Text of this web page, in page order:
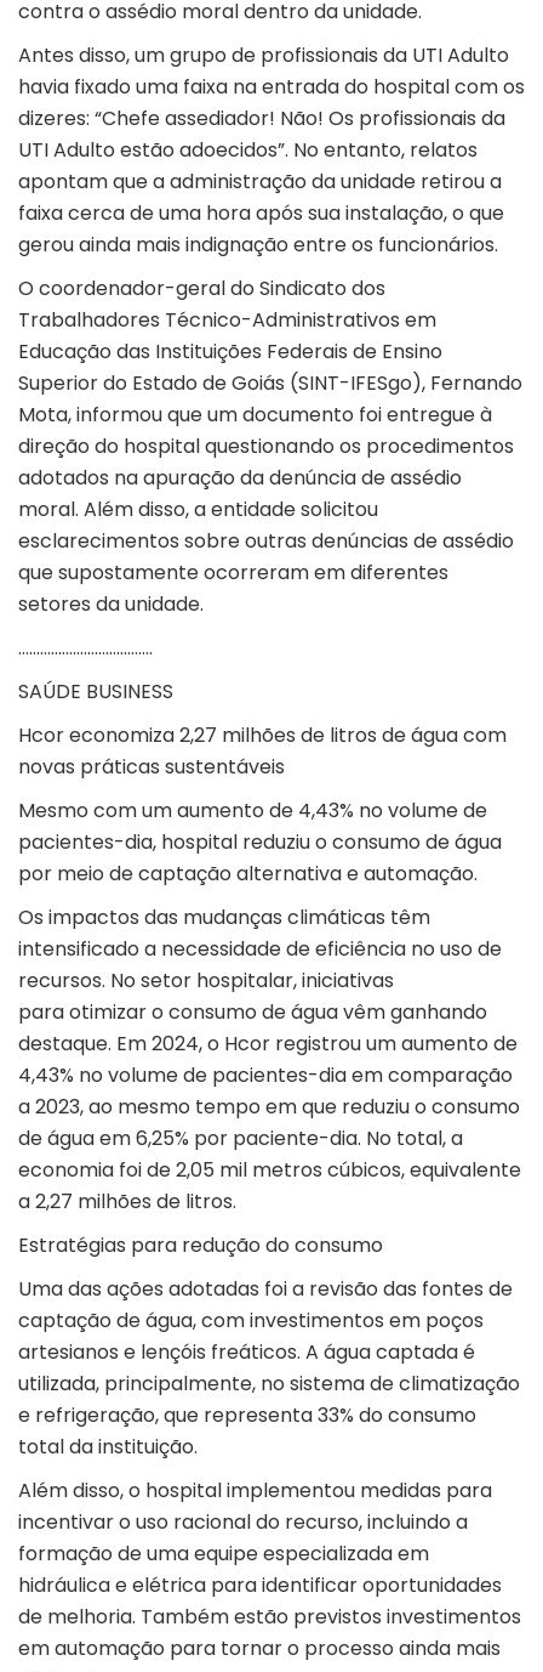
contra o assédio moral dentro da unidade.
Antes disso, um grupo de profissionais da UTI Adulto
havia fixado uma faixa na entrada do hospital com os
dizeres: “Chefe assediador! Não! Os profissionais da
UTI Adulto estão adoecidos”. No entanto, relatos
apontam que a administração da unidade retirou a
faixa cerca de uma hora após sua instalação, o que
gerou ainda mais indignação entre os funcionários.
O coordenador-geral do Sindicato dos
Trabalhadores Técnico-Administrativos em
Educação das Instituições Federais de Ensino
Superior do Estado de Goiás (SINT-IFESgo), Fernando
Mota, informou que um documento foi entregue à
direção do hospital questionando os procedimentos
adotados na apuração da denúncia de assédio
moral. Além disso, a entidade solicitou
esclarecimentos sobre outras denúncias de assédio
que supostamente ocorreram em diferentes
setores da unidade.
……………………………….
SAÚDE BUSINESS
Hcor economiza 2,27 milhões de litros de água com
novas práticas sustentáveis
Mesmo com um aumento de 4,43% no volume de
pacientes-dia, hospital reduziu o consumo de água
por meio de captação alternativa e automação.
Os impactos das mudanças climáticas têm
intensificado a necessidade de eficiência no uso de
recursos. No setor hospitalar, iniciativas
paraotimizar o consumo de águavêm ganhando
destaque. Em 2024, o Hcor registrou um aumento de
4,43% no volume de pacientes-dia em comparação
a 2023, ao mesmo tempo em que reduziu o consumo
de água em 6,25% por paciente-dia. No total, a
economia foi de 2,05 mil metros cúbicos, equivalente
a 2,27 milhões de litros.
Estratégias para redução do consumo
Uma das ações adotadas foi a revisão das fontes de
captação de água, com investimentos em poços
artesianos e lençóis freáticos. A água captada é
utilizada, principalmente, no sistema de climatização
e refrigeração, que representa 33% do consumo
total da instituição.
Além disso, o hospital implementou medidas para
incentivar o uso racional do recurso, incluindo a
formação de uma equipe especializada em
hidráulica e elétrica para identificar oportunidades
de melhoria. Também estão previstos investimentos
em automação para tornar o processo ainda mais